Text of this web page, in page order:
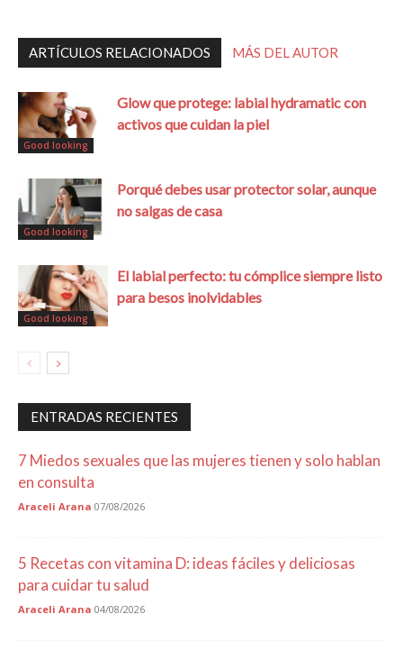
ARTÍCULOS RELACIONADOS MÁS DEL AUTOR
Good looking
Glow que protege: labial hydramatic con
activos que cuidan la piel
Good looking
Porqué debes usar protector solar, aunque
no salgas de casa
Good looking
El labial perfecto: tu cómplice siempre listo
para besos inolvidables
ENTRADAS RECIENTES
7 Miedos sexuales que las mujeres tienen y solo hablan
en consulta
Araceli Arana 07/08/2026
5 Recetas con vitamina D: ideas fáciles y deliciosas
para cuidar tu salud
Araceli Arana 04/08/2026